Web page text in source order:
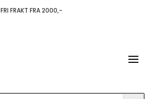
FRI FRAKT FRA 2000,-